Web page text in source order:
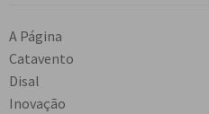
A Página
Catavento
Disal
Inovação